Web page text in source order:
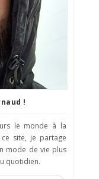
!
le monde à la
site, je partage
mode de vie plus
quotidien.